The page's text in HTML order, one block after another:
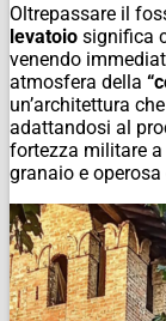
Oltrepassare il
levatoio significa
venendo
atmosfera della
un’architettura
adattandosi al
fortezza militare
granaio e